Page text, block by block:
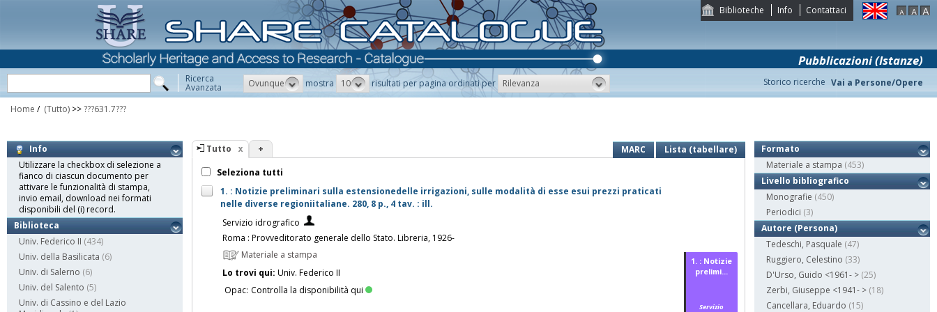
Biblioteche Info Contattaci
Storico ricerche
Pubblicazioni (Istanze)
Ricerca
Avanzata Ovunque mostra 10 risultati per pagina ordinati per Rilevanza Vai a Persone/Opere
Home / (Tutto) >> ???631.7???
Info
Utilizzare la checkbox di selezione a
fianco di ciascun documento per
attivare le funzionalità di stampa,
invio email, download nei formati
disponibili del (i) record.
Biblioteca
Univ. Federico II (434)
Univ. della Basilicata (6)
Univ. di Salerno (6)
Univ. del Salento (5)
Univ. di Cassino e del Lazio
Tutto + MARC
Lista (tabellare)
Seleziona tutti
1. : Notizie preliminari sulla estensionedelle irrigazioni, sulle modalità di esse esui prezzi praticati
nelle diverse regioniitaliane. 280, 8 p., 4 tav. : ill.
Servizio idrografico
Roma : Provveditorato generale dello Stato. Libreria, 1926-
Materiale a stampa
Lo trovi qui: Univ. Federico II
Opac: Controlla la disponibilità qui
1. : Notizie
prelimi...
Servizio
Formato
Materiale a stampa (453)
Livello bibliografico
Monografie (450)
Periodici (3)
Autore (Persona)
Tedeschi, Pasquale (47)
Ruggiero, Celestino (33)
D'Urso, Guido <1961- > (25)
Zerbi, Giuseppe <1941- > (18)
Cancellara, Eduardo (15)